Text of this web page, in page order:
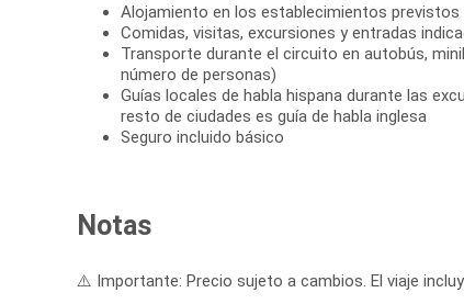
Alojamiento en los establecimientos previstos
Comidas, visitas, excursiones y entradas
Transporte durante el circuito en autobús,
número de personas)
Guías locales de habla hispana durante las
resto de ciudades es guía de habla inglesa
Seguro incluido básico
Notas
⚠️ Importante: Precio sujeto a cambios. El viaje